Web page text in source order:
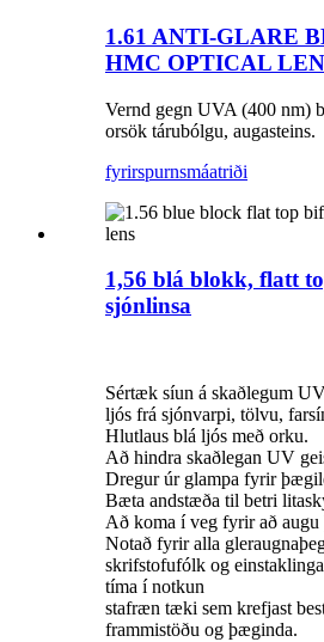
1.61 ANTI-GLARE
HMC OPTICAL
Vernd gegn UVA (400 nm)
orsök tárubólgu, augasteins.
fyrirspurnsmáatriði
1,56 blá blokk, flatt
sjónlinsa
Sértæk síun á skaðlegum
ljós frá sjónvarpi, tölvu,
Hlutlaus blá ljós með orku.
Að hindra skaðlegan UV
Dregur úr glampa fyrir
Bæta andstæða til betri
Að koma í veg fyrir að augu
Notað fyrir alla
skrifstofufólk og
tíma í notkun
stafræn tæki sem krefjast
frammistöðu og þæginda.